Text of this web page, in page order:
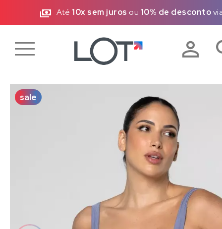
Até 10x sem juros ou 10% de desconto
sale